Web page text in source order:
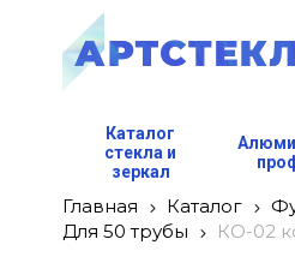
Каталог
стекла и
зеркал
Главная Каталог
Для 50 трубы
КО-02